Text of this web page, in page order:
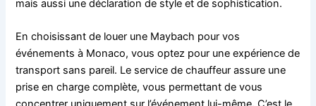
mais aussi une déclaration de style et de sophistication.
En choisissant de louer une Maybach pour vos
événements à Monaco, vous optez pour une expérience de
transport sans pareil. Le service de chauffeur assure une
prise en charge complète, vous permettant de vous